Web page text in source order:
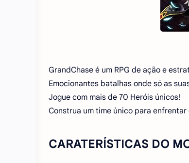
GrandChase é um RPG de ação e
Emocionantes batalhas onde só as
Jogue com mais de 70 Heróis únicos!
Construa um time único para
CARATERÍSTICAS DO